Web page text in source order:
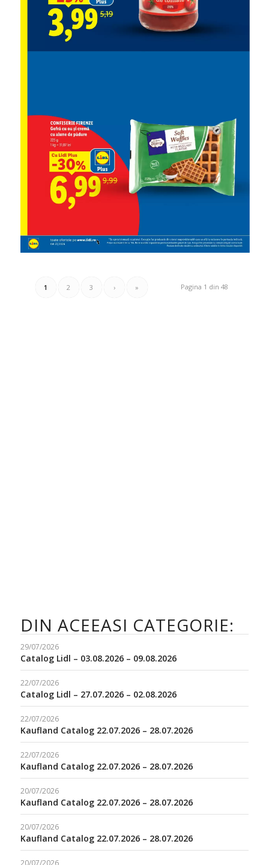
Pagina 1 din 48
1 2 3 › »
DIN ACEEASI CATEGORIE:
29/07/2026
Catalog Lidl – 03.08.2026 – 09.08.2026
22/07/2026
Catalog Lidl – 27.07.2026 – 02.08.2026
22/07/2026
Kaufland Catalog 22.07.2026 – 28.07.2026
22/07/2026
Kaufland Catalog 22.07.2026 – 28.07.2026
20/07/2026
Kaufland Catalog 22.07.2026 – 28.07.2026
20/07/2026
Kaufland Catalog 22.07.2026 – 28.07.2026